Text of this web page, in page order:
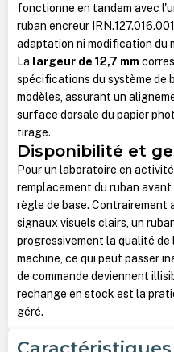
fonctionne en tandem avec
ruban encreur
adaptation ni modification du
La largeur de 12,7 mm
spécifications du système de
modèles, assurant un
surface dorsale du papier
tirage.
Disponibilité et
Pour un laboratoire en
remplacement du ruban
règle de base. Contrairement
signaux visuels clairs, un
progressivement la qualité de
machine, ce qui peut passer
de commande deviennent
rechange en stock est la
géré.